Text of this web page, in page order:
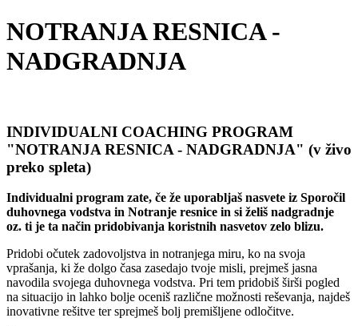
NOTRANJA RESNICA -
NADGRADNJA
INDIVIDUALNI COACHING PROGRAM
"NOTRANJA RESNICA - NADGRADNJA" (v živo
preko spleta)
Individualni program zate, če že uporabljaš nasvete iz Sporočil
duhovnega vodstva in Notranje resnice in si želiš nadgradnje
oz. ti je ta način pridobivanja koristnih nasvetov zelo blizu.
Pridobi očutek zadovoljstva in notranjega miru, ko na svoja
vprašanja, ki že dolgo časa zasedajo tvoje misli, prejmeš jasna
navodila svojega duhovnega vodstva. Pri tem pridobiš širši pogled
na situacijo in lahko bolje oceniš različne možnosti reševanja, najdeš
inovativne rešitve ter sprejmeš bolj premišljene odločitve.